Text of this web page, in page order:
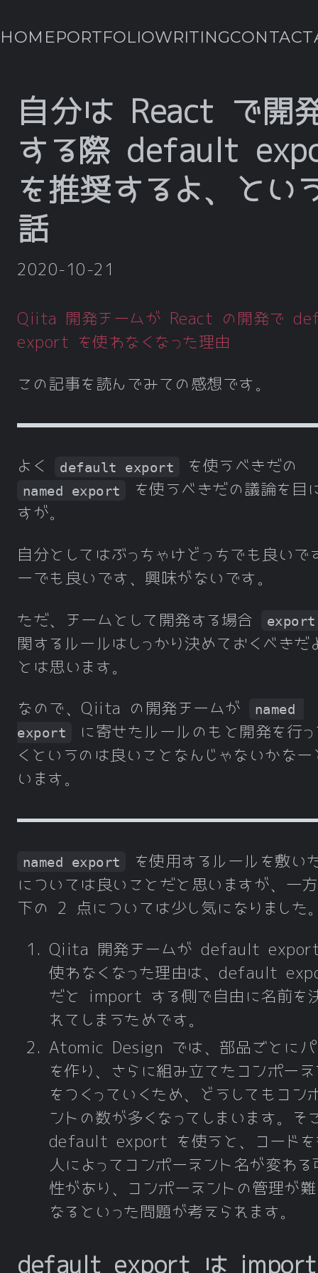
HOMEPORTFOLIOWRITINGCONTACT
自分は React で開
する際 default
を推奨するよ、とい
話
2020-10-21
Qiita 開発チームが React の開発で
export を使わなくなった理由
この記事を読んでみての感想です。
よく default export
を使うべきだの
named export
を使うべきだの議論を目
すが。
自分としてはぶっちゃけどっちでも良いで
ーでも良いです、興味がないです。
ただ、チームとして開発する場合
export
関するルールはしっかり決めておくべきだ
とは思います。
なので、Qiita の開発チームが
named
export
に寄せたルールのもと開発を行
くというのは良いことなんじゃないかなー
います。
named export
を使用するルールを敷い
については良いことだと思いますが、一
下の 2 点については少し気になりました
Qiita 開発チームが default
使わなくなった理由は、default
だと import する側で自由に名前を
れてしまうためです。
Atomic Design では、部品ごとに
を作り、さらに組み立てたコンポーネ
をつくっていくため、どうしてもコン
ントの数が多くなってしまいます。そ
default export を使うと、コードを
人によってコンポーネント名が変わる
性があり、コンポーネントの管理が難
なるといった問題が考えられます。
default export は